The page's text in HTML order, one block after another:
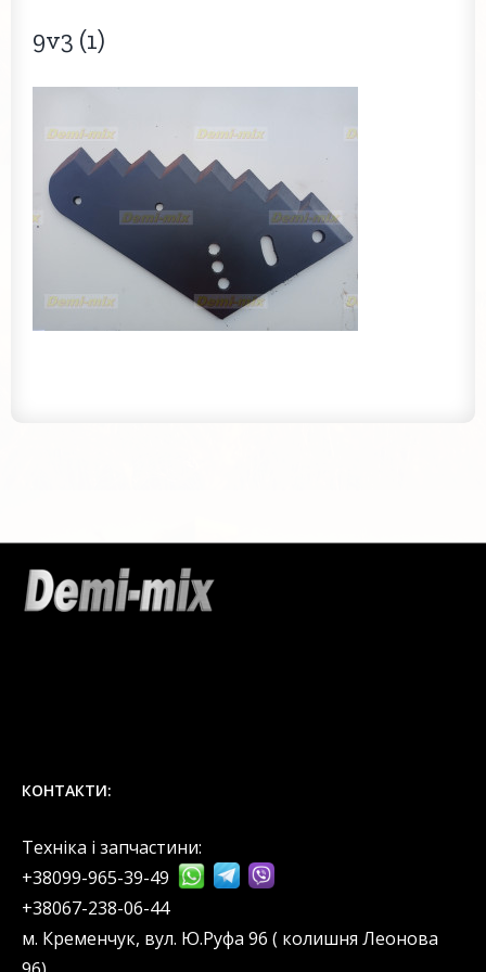
9v3 (1)
КОНТАКТИ:
Техніка і запчастини:
+38099-965-39-49
‎+38067-238-06-44
м. Кременчук, вул. Ю.Руфа 96 ( колишня Леонова